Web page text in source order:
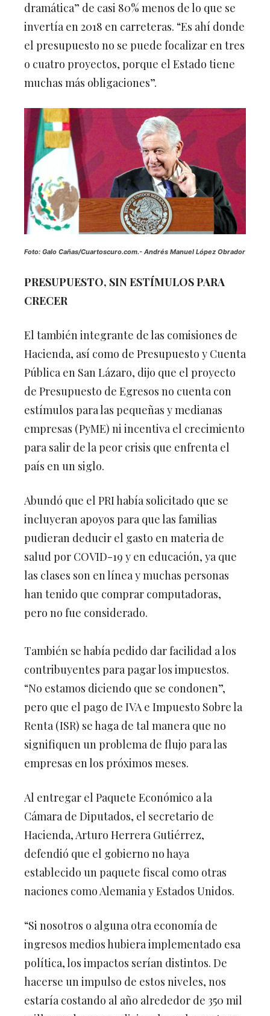
dramática” de casi 80% menos de lo que se
invertía en 2018 en carreteras. “Es ahí donde
el presupuesto no se puede focalizar en tres
o cuatro proyectos, porque el Estado tiene
muchas más obligaciones”.
Foto: Galo Cañas/Cuartoscuro.com.- Andrés Manuel López Obrador
PRESUPUESTO, SIN ESTÍMULOS PARA
CRECER
El también integrante de las comisiones de
Hacienda, así como de Presupuesto y Cuenta
Pública en San Lázaro, dijo que el proyecto
de Presupuesto de Egresos no cuenta con
estímulos para las pequeñas y medianas
empresas (PyME) ni incentiva el crecimiento
para salir de la peor crisis que enfrenta el
país en un siglo.
Abundó que el PRI había solicitado que se
incluyeran apoyos para que las familias
pudieran deducir el gasto en materia de
salud por COVID-19 y en educación, ya que
las clases son en línea y muchas personas
han tenido que comprar computadoras,
pero no fue considerado.
También se había pedido dar facilidad a los
contribuyentes para pagar los impuestos.
“No estamos diciendo que se condonen”,
pero que el pago de IVA e Impuesto Sobre la
Renta (ISR) se haga de tal manera que no
signifiquen un problema de flujo para las
empresas en los próximos meses.
Al entregar el Paquete Económico a la
Cámara de Diputados, el secretario de
Hacienda, Arturo Herrera Gutiérrez,
defendió que el gobierno no haya
establecido un paquete fiscal como otras
naciones como Alemania y Estados Unidos.
“Si nosotros o alguna otra economía de
ingresos medios hubiera implementado esa
política, los impactos serían distintos. De
hacerse un impulso de estos niveles, nos
estaría costando al año alrededor de 350 mil